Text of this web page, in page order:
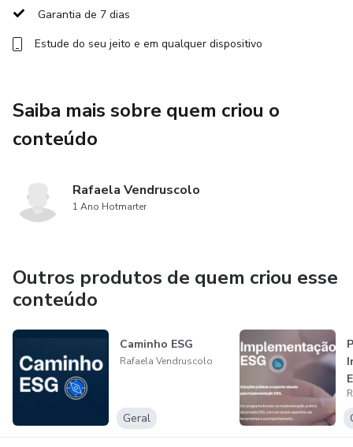
Academy. Portanto, se você já adquiriu o ESG Além do
Estratégico: Primeiros passos!
Garantia de 7 dias
Estude do seu jeito e em qualquer dispositivo
Saiba mais sobre quem criou o
conteúdo
Rafaela Vendruscolo
1 Ano Hotmarter
Outros produtos de quem criou esse
conteúdo
Caminho ESG
Rafaela Vendruscolo
Geral